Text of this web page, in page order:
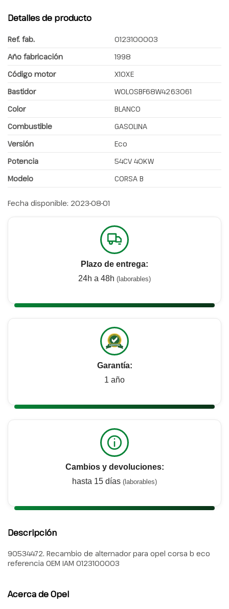
Detalles de producto
Ref. fab.
0123100003
Año fabricación
1998
Código motor
X10XE
Bastidor
W0L0SBF68W4263061
Color
BLANCO
Combustible
GASOLINA
Versión
Eco
Potencia
54CV 40KW
Modelo
CORSA B
Fecha disponible: 2023-08-01
Plazo de entrega:
24h a 48h (laborables)
Garantía:
1 año
Cambios y devoluciones:
hasta 15 días (laborables)
Descripción
90534472. Recambio de alternador para opel corsa b eco
referencia OEM IAM 0123100003
Acerca de Opel